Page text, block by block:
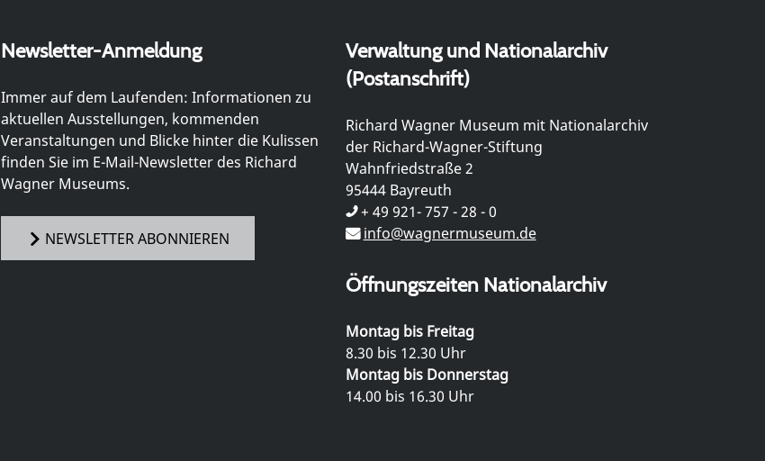
Newsletter-Anmeldung
Immer auf dem Laufenden: Informationen zu
aktuellen Ausstellungen, kommenden
Veranstaltungen und Blicke hinter die Kulissen
finden Sie im E-Mail-Newsletter des Richard
Wagner Museums.
NEWSLETTER ABONNIEREN
Verwaltung und Nationalarchiv
(Postanschrift)
Richard Wagner Museum mit Nationalarchiv
der Richard-Wagner-Stiftung
Wahnfriedstraße 2
95444 Bayreuth
+ 49 921- 757 - 28 - 0
info@wagnermuseum.de
Öffnungszeiten Nationalarchiv
Montag bis Freitag
8.30 bis 12.30 Uhr
Montag bis Donnerstag
14.00 bis 16.30 Uhr